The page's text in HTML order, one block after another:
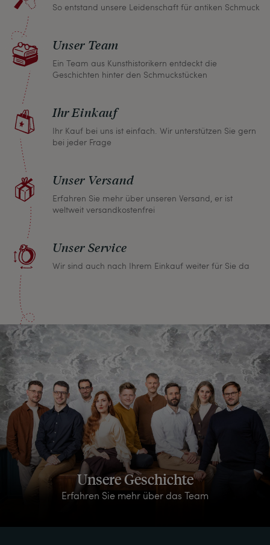
Sollten Sie aus irgendeinem Grund doch einmal
nicht zufrieden sein, nehmen Sie bitte mit uns
Kontakt auf und wir finden umgehend eine
gemeinsame Lösung. Unabhängig davon können
Sie innerhalb von einem Monat jeden Artikel
zurückgeben und wir erstatten Ihnen den vollen
Kaufpreis.
So entstand unsere Leidenschaft für antiken Schmuck
Unser Team
Ein Team aus Kunsthistorikern entdeckt die
Geschichten hinter den Schmuckstücken
Ihr Einkauf
Ihr Kauf bei uns ist einfach. Wir unterstützen Sie gern
bei jeder Frage
Unser Versand
Erfahren Sie mehr über unseren Versand, er ist
weltweit versandkostenfrei
Unser Service
Wir sind auch nach Ihrem Einkauf weiter für Sie da
Unsere Geschichte
Erfahren Sie mehr über das Team